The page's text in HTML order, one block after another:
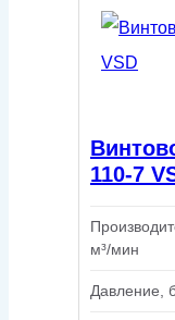
110-7
м³/мин
Давление,